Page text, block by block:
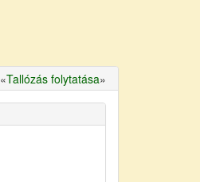
«Tallózás folytatása»